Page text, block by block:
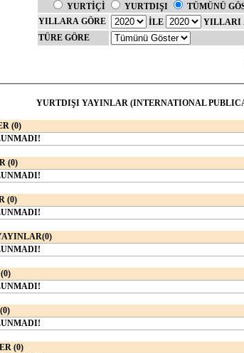
YURTİÇİ YURTDIŞI
TÜMÜNÜ
YILLARA GÖRE
İLE
YILLARI
TÜRE GÖRE
YURTDIŞI YAYINLAR (INTERNATIONAL
(0)
(0)
(0)
(0)